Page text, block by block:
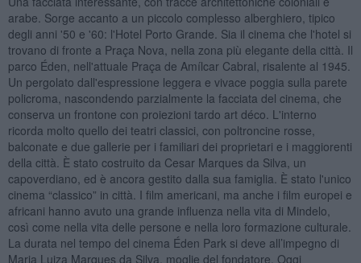
arabe. Sorge accanto a un piccolo complesso alberghiero, tipico
degli anni '50 e '60: l'Hotel Porto Grande. Sia il cinema che l'hotel si
trovano di fronte a Praça Nova, nella zona più elegante della città. Il
parco Éden, nell'attuale Praça de Amílcar Cabral, risalente al 1945.
Un pergolato dall'espressione leggera e vivace poggia sulla parete
policroma, nascondendo parzialmente la facciata del cinema, che
conserva un frontone con proiezioni tardo art déco. L'interno
ricorda molto quello dei teatri classici, con poltroncine rosse,
balconate e due gallerie per i familiari dei proprietari e i maggiorenti
della città. È stato costruito da Cesar Marques da Silva, un
capoverdiano, ed è ancora gestito dalla sua famiglia. È stato l'unico
cinema “classico” in città. I film americani, ma anche i film europei e
africani hanno avuto una grande influenza nella vita di Mindelo,
così come nella vita delle persone e nella loro formazione culturale.
La durata nel tempo del cinema Éden Park si deve all’impegno di
Maria Luiza Marques da Silva, moglie del fondatore. Oggi